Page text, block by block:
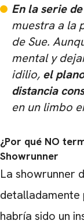
En la serie
muestra a la
de Sue.
mental y
idilio, el
distancia
en un limbo
¿Por qué NO
Showrunner
La showrunner
detalladamente
habría sido un